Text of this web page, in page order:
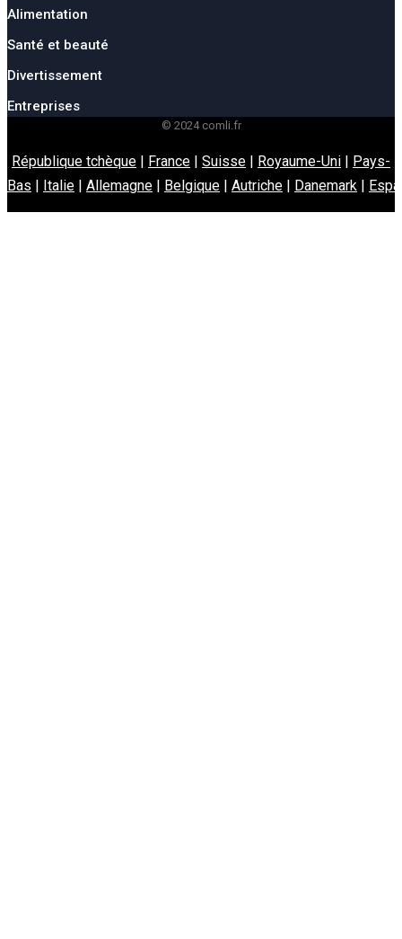
Alimentation
Santé et beauté
Divertissement
Entreprises
© 2024 comli.fr
République tchèque | France | Suisse | Royaume-Uni | Pays-
Bas | Italie | Allemagne | Belgique | Autriche | Danemark |